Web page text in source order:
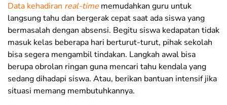
Data kehadiran real-time memudahkan guru untuk
langsung tahu dan bergerak cepat saat ada siswa yang
bermasalah dengan absensi. Begitu siswa kedapatan tidak
masuk kelas beberapa hari berturut-turut, pihak sekolah
bisa segera mengambil tindakan. Langkah awal bisa
berupa obrolan ringan guna mencari tahu kendala yang
sedang dihadapi siswa. Atau, berikan bantuan intensif jika
situasi memang membutuhkannya.